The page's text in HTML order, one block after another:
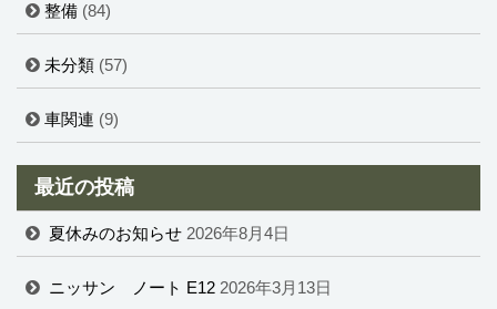
整備 (84)
未分類 (57)
車関連 (9)
最近の投稿
夏休みのお知らせ 2026年8月4日
ニッサン ノート E12 2026年3月13日